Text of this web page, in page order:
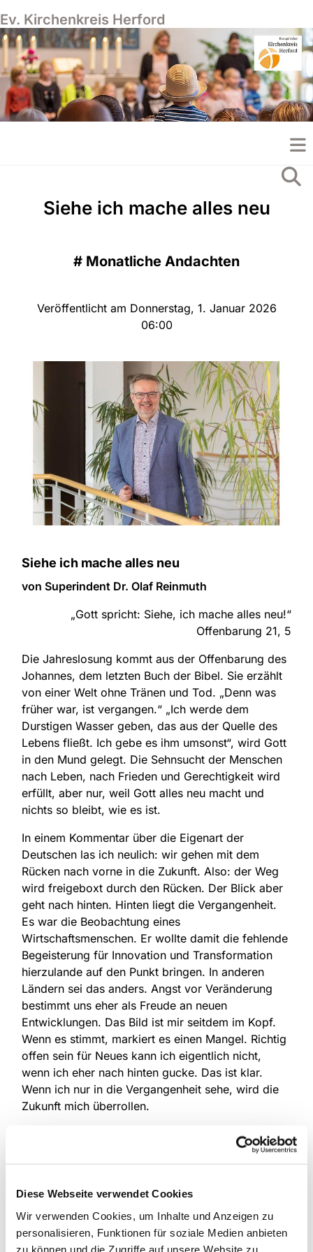
Diese Webseite verwendet Cookies
Wir verwenden Cookies, um Inhalte und Anzeigen zu
personalisieren, Funktionen für soziale Medien anbieten
zu können und die Zugriffe auf unsere Website zu
Ev. Kirchenkreis Herford
Siehe ich mache alles neu
# Monatliche Andachten
Veröffentlicht am Donnerstag, 1. Januar 2026
06:00
Siehe ich mache alles neu
von Superindent Dr. Olaf Reinmuth
„Gott spricht: Siehe, ich mache alles neu!“
Offenbarung 21, 5
Die Jahreslosung kommt aus der Offenbarung des
Johannes, dem letzten Buch der Bibel. Sie erzählt
von einer Welt ohne Tränen und Tod. „Denn was
früher war, ist vergangen.“ „Ich werde dem
Durstigen Wasser geben, das aus der Quelle des
Lebens fließt. Ich gebe es ihm umsonst“, wird Gott
in den Mund gelegt. Die Sehnsucht der Menschen
nach Leben, nach Frieden und Gerechtigkeit wird
erfüllt, aber nur, weil Gott alles neu macht und
nichts so bleibt, wie es ist.
In einem Kommentar über die Eigenart der
Deutschen las ich neulich: wir gehen mit dem
Rücken nach vorne in die Zukunft. Also: der Weg
wird freigeboxt durch den Rücken. Der Blick aber
geht nach hinten. Hinten liegt die Vergangenheit.
Es war die Beobachtung eines
Wirtschaftsmenschen. Er wollte damit die fehlende
Begeisterung für Innovation und Transformation
hierzulande auf den Punkt bringen. In anderen
Ländern sei das anders. Angst vor Veränderung
bestimmt uns eher als Freude an neuen
Entwicklungen. Das Bild ist mir seitdem im Kopf.
Wenn es stimmt, markiert es einen Mangel. Richtig
offen sein für Neues kann ich eigentlich nicht,
wenn ich eher nach hinten gucke. Das ist klar.
Wenn ich nur in die Vergangenheit sehe, wird die
Zukunft mich überrollen.
Bei uns als Kirche ist es im Grunde ähnlich. Diesen
Eindruck kann man durchaus haben, von innen und
von außen betrachtet. Wer noch etwas erwartet
sich. Wenigstens hier soll es bleiben, wie es ist.
Denn sonst erkennen wir die Welt nicht mehr
wieder. Orientieren kann ich mich nur, wenn ich